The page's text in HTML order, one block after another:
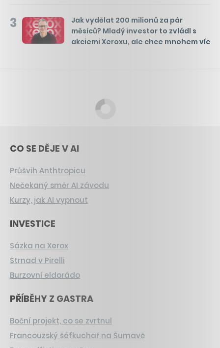
3
Jak vydělat 200 milionů za pár
měsíců? Mladý investor to zvládl s
akciemi Xeroxu, ale chce mnohem víc
CO SE DĚJE V AI
Průšvih Anthtropicu
Nečekaný směr AI závodu
Kurzy, jak AI vypnout
INVESTICE
Sázka na Xerox
Strnad v Pirelli
Burzovní eldorádo
PŘÍBĚHY Z GASTRA
Boční projekt, co se zvrtnul
Francouzský šéfkuchař na Šumavě